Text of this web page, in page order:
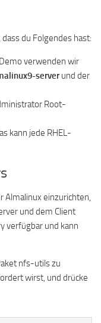
du Folgendes hast:
verwenden wir
serverund der
Root-
kann jede RHEL-
Almalinux einzurichten,
und dem Client
verfügbar und kann
nfs-utils zu
wirst, und drücke